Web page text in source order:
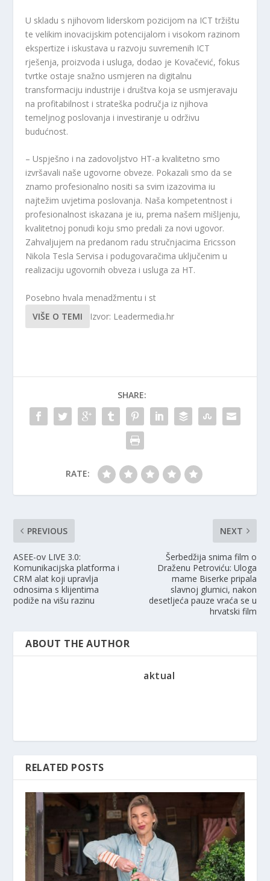
U skladu s njihovom liderskom pozicijom na ICT tržištu
te velikim inovacijskim potencijalom i visokom razinom
ekspertize i iskustava u razvoju suvremenih ICT
rješenja, proizvoda i usluga, dodao je Kovačević, fokus
tvrtke ostaje snažno usmjeren na digitalnu
transformaciju industrije i društva koja se usmjeravaju
na profitabilnost i strateška područja iz njihova
temeljnog poslovanja i investiranje u održivu
budućnost.
– Uspješno i na zadovoljstvo HT-a kvalitetno smo
izvršavali naše ugovorne obveze. Pokazali smo da se
znamo profesionalno nositi sa svim izazovima iu
najtežim uvjetima poslovanja. Naša kompetentnost i
profesionalnost iskazana je iu, prema našem mišljenju,
kvalitetnoj ponudi koju smo predali za novi ugovor.
Zahvaljujem na predanom radu stručnjacima Ericsson
Nikola Tesla Servisa i podugovaračima uključenim u
realizaciju ugovornih obveza i usluga za HT.
Posebno hvala menadžmentu i st
VIŠE O TEMI
Izvor: Leadermedia.hr
SHARE:
RATE:
PREVIOUS
ASEE-ov LIVE 3.0:
Komunikacijska platforma i
CRM alat koji upravlja
odnosima s klijentima
podiže na višu razinu
NEXT
Šerbedžija snima film o
Draženu Petroviću: Uloga
mame Biserke pripala
slavnoj glumici, nakon
desetljeća pauze vraća se u
hrvatski film
ABOUT THE AUTHOR
aktual
RELATED POSTS